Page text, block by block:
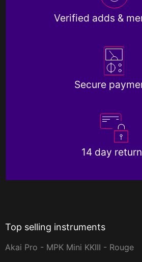
Verified adds &
Secure
14 day
Top selling instruments
Akai Pro - MPK Mini KKIII - Rouge